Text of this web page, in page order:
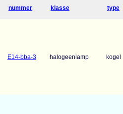
nummer klasse type
E14-bba-3 halogeenlamp kogel